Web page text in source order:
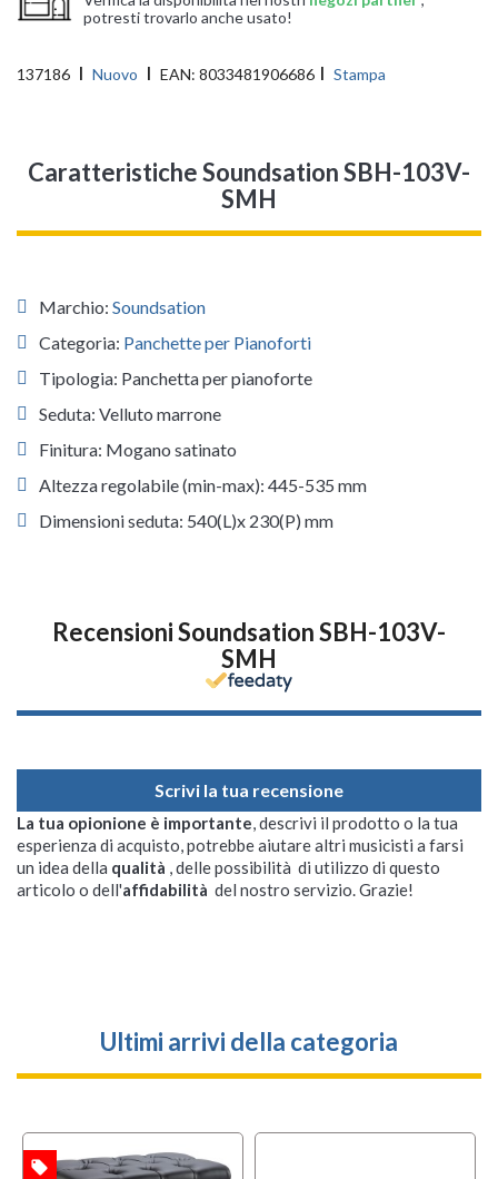
potresti trovarlo anche usato!
137186 Nuovo EAN: 8033481906686 Stampa
Caratteristiche Soundsation SBH-103V-
SMH
Marchio: Soundsation
Categoria: Panchette per Pianoforti
Tipologia: Panchetta per pianoforte
Seduta: Velluto marrone
Finitura: Mogano satinato
Altezza regolabile (min-max): 445-535 mm
Dimensioni seduta: 540(L)x 230(P) mm
Recensioni Soundsation SBH-103V-
SMH
Scrivi la tua recensione
La tua opionione è importante, descrivi il prodotto o la tua
esperienza di acquisto, potrebbe aiutare altri musicisti a farsi
un idea della qualità , delle possibilità di utilizzo di questo
articolo o dell'affidabilità del nostro servizio. Grazie!
Ultimi arrivi della categoria
local_offer